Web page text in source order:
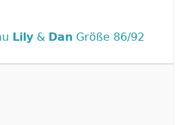
Lily & Dan Größe 86/92